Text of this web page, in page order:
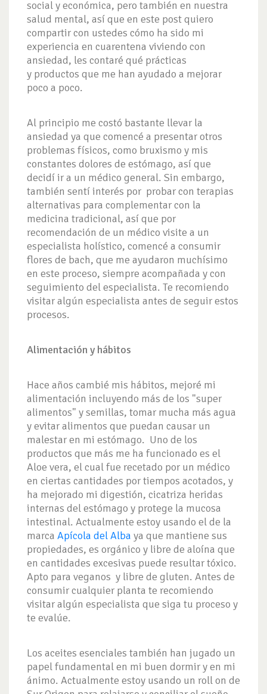
social y económica, pero también en nuestra
salud mental, así que en este post quiero
compartir con ustedes cómo ha sido mi
experiencia en cuarentena viviendo con
ansiedad, les contaré qué prácticas
y productos que me han ayudado a mejorar
poco a poco.
Al principio me costó bastante llevar la
ansiedad ya que comencé a presentar otros
problemas físicos, como bruxismo y mis
constantes dolores de estómago, así que
decidí ir a un médico general. Sin embargo,
también sentí interés por probar con terapias
alternativas para complementar con la
medicina tradicional, así que por
recomendación de un médico visite a un
especialista holístico, comencé a consumir
flores de bach, que me ayudaron muchísimo
en este proceso, siempre acompañada y con
seguimiento del especialista. Te recomiendo
visitar algún especialista antes de seguir estos
procesos.
Alimentación y hábitos
Hace años cambié mis hábitos, mejoré mi
alimentación incluyendo más de los "super
alimentos" y semillas, tomar mucha más agua
y evitar alimentos que puedan causar un
malestar en mi estómago. Uno de los
productos que más me ha funcionado es el
Aloe vera, el cual fue recetado por un médico
en ciertas cantidades por tiempos acotados, y
ha mejorado mi digestión, cicatriza heridas
internas del estómago y protege la mucosa
intestinal. Actualmente estoy usando el de la
marca Apícola del Alba ya que mantiene sus
propiedades, es orgánico y libre de aloína que
en cantidades excesivas puede resultar tóxico.
Apto para veganos y libre de gluten. Antes de
consumir cualquier planta te recomiendo
visitar algún especialista que siga tu proceso y
te evalúe.
Los aceites esenciales también han jugado un
papel fundamental en mi buen dormir y en mi
ánimo. Actualmente estoy usando un roll on de